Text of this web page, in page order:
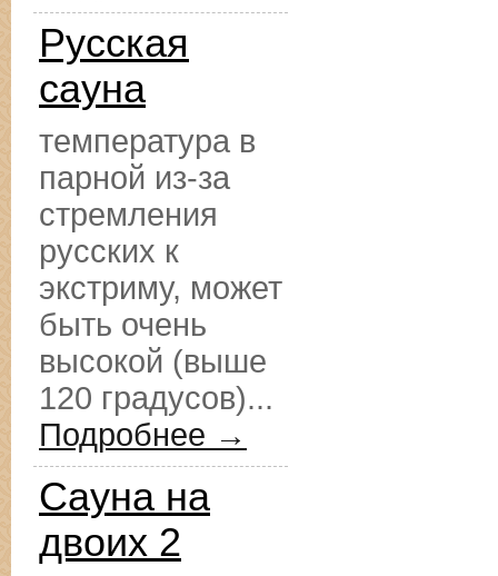
Русская
сауна
температура в
парной из-за
стремления
русских к
экстриму, может
быть очень
высокой (выше
120 градусов)...
Подробнее →
Сауна на
двоих 2